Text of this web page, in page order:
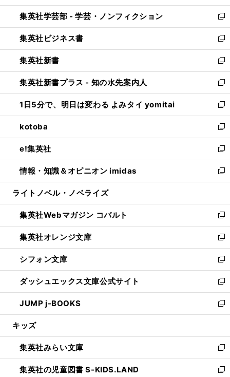
開
く
ウ
で
開
く
ン
ド
ウ
で
開
く
ウ
ィ
ン
ド
ウ
で
開
く
集英社学芸部 - 学芸・ノンフィクション
新
し
い
ウ
ィ
ン
ド
ウ
で
開
く
集英社ビジネス書
新
し
い
ウ
ィ
ン
ド
ウ
で
開
く
集英社新書
新
し
い
ウ
ィ
ン
ド
ウ
で
開
く
集英社新書プラス - 知の水先案内人
新
し
い
ウ
ィ
ン
ド
ウ
で
開
1日5分で、明日は変わる よみタイ yomitai
新
し
い
ウ
ィ
ン
ド
ウ
開
く
kotoba
新
し
い
ウ
ィ
ン
ウ
で
開
く
e!集英社
新
し
い
ウ
ン
ド
ウ
で
開
く
情報・知識＆オピニオン imidas
新
し
ウ
ィ
ン
ド
ウ
で
開
く
ライトノベル・ノベライズ
集英社Webマガジン コバルト
新
し
い
ウ
ィ
ン
ド
ウ
で
開
集英社オレンジ文庫
新
し
い
ウ
ィ
ン
ド
ウ
開
く
シフォン文庫
新
し
い
ウ
ィ
ン
ウ
で
開
く
ダッシュエックス文庫公式サイト
新
し
い
ウ
ン
ド
ウ
で
JUMP j-BOOKS
新
し
ウ
ィ
ン
ド
キッズ
集英社みらい文庫
新
し
い
集英社の児童図書 S-KIDS.LAND
新